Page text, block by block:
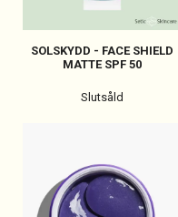
SOLSKYDD - FACE SHIELD
MATTE SPF 50
Slutsåld